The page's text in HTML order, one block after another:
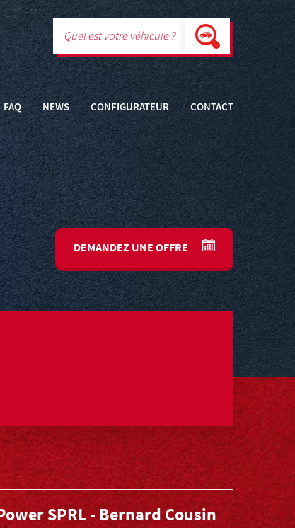
FAQ NEWS CONFIGURATEUR CONTACT
DEMANDEZ UNE OFFRE
SPRL - Bernard Cousin